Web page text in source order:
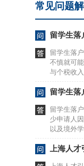
常见问题
留学生落
留学生落
不慎就可
与个税收
留学生落
留学生落
少申请人
以及境外
上海人